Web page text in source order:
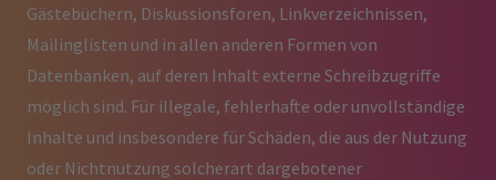
Gästebüchern, Diskussionsforen, Linkverzeichnissen,
Mailinglisten und in allen anderen Formen von
Datenbanken, auf deren Inhalt externe Schreibzugriffe
möglich sind. Für illegale, fehlerhafte oder unvollständige
Inhalte und insbesondere für Schäden, die aus der Nutzung
oder Nichtnutzung solcherart dargebotener